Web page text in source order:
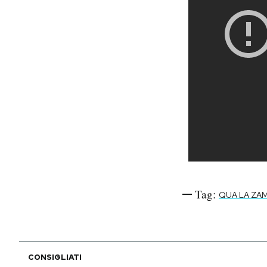
Tag: QUA LA
CONSIGLIATI